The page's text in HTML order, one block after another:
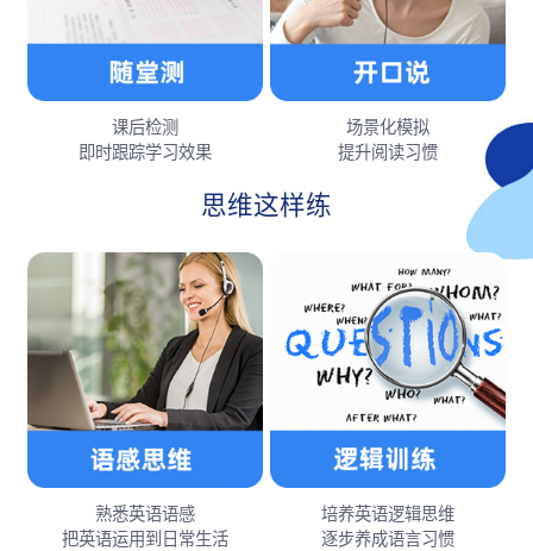
课后检测
即时跟踪学习效果
场景化模拟
提升阅读习惯
思维这样练
熟悉英语语感
把英语运用到日常生活
培养英语逻辑思维
逐步养成语言习惯